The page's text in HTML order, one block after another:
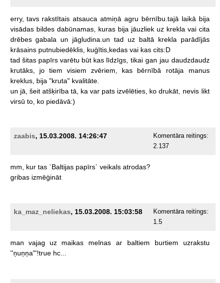
erry, tavs rakstītais atsauca atmiņā agru bērnību.tajā laikā bija
visādas bildes dabūnamas, kuras bija jāuzliek uz krekla vai cita
drēbes gabala un jāgludina.un tad uz baltā krekla
parādījās
krāsains putnubiedēklis, kuģītis,kedas vai kas cits:D
tad šitas papīrs varētu būt kas līdzīgs, tikai gan jau daudzdaudz
krutāks,
jo tiem visiem zvēriem, kas bērnībā rotāja
manus
kreklus, bija "kruta" kvalitāte.
un jā, šeit atšķirība tā, ka var pats izvēlēties, ko drukāt, nevis likt
virsū to, ko piedāvā:)
zaabis, 15.03.2008. 14:26:47
Komentāra reitings:
2.137
mm, kur tas `Baltijas papīrs` veikals atrodas?
gribas izmēģināt
ka_maz_neliekas, 15.03.2008. 15:03:58
Komentāra reitings:
1.5
man vajag uz maikas melnas ar baltiem burtiem
uzrakstu
''ņuņņa"'!true hc...